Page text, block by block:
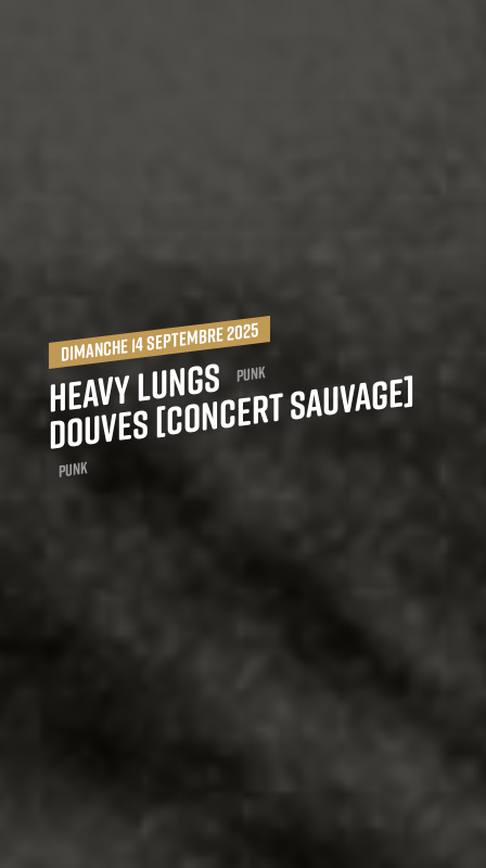
dimanche 14 septembre 2025
Heavy Lungs Punk
Douves [concert sauvage]
Punk